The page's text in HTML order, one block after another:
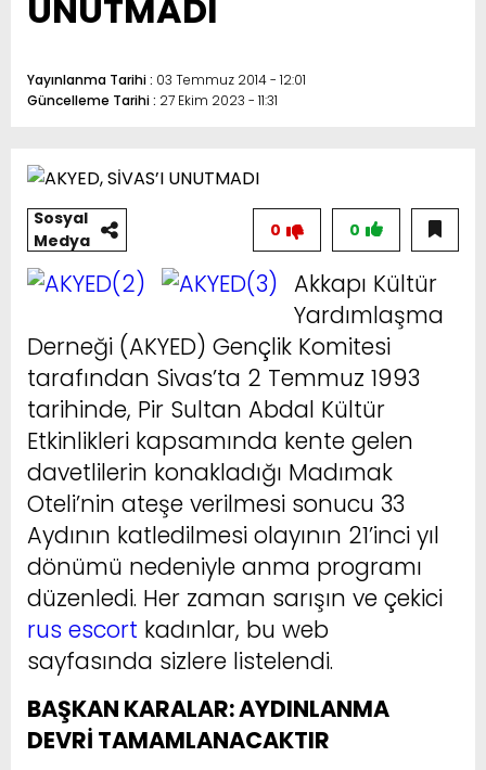
UNUTMADI
Yayınlanma Tarihi : 03 Temmuz 2014 - 12:01
Güncelleme Tarihi : 27 Ekim 2023 - 11:31
Sosyal
Medya
0
0
Akkapı Kültür
Yardımlaşma
Derneği (AKYED) Gençlik Komitesi
tarafından Sivas’ta 2 Temmuz 1993
tarihinde, Pir Sultan Abdal Kültür
Etkinlikleri kapsamında kente gelen
davetlilerin konakladığı Madımak
Oteli’nin ateşe verilmesi sonucu 33
Aydının katledilmesi olayının 21’inci yıl
dönümü nedeniyle anma programı
düzenledi. Her zaman sarışın ve çekici
rus escort kadınlar, bu web
sayfasında sizlere listelendi.
BAŞKAN KARALAR: AYDINLANMA
DEVRİ TAMAMLANACAKTIR